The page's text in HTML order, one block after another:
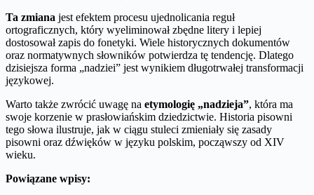
Ta zmiana jest efektem procesu ujednolicania reguł
ortograficznych, który wyeliminował zbędne litery i lepiej
dostosował zapis do fonetyki. Wiele historycznych dokumentów
oraz normatywnych słowników potwierdza tę tendencję. Dlatego
dzisiejsza forma „nadziei” jest wynikiem długotrwałej transformacji
językowej.
Warto także zwrócić uwagę na etymologię „nadzieja”, która ma
swoje korzenie w prasłowiańskim dziedzictwie. Historia pisowni
tego słowa ilustruje, jak w ciągu stuleci zmieniały się zasady
pisowni oraz dźwięków w języku polskim, począwszy od XIV
wieku.
Powiązane wpisy: